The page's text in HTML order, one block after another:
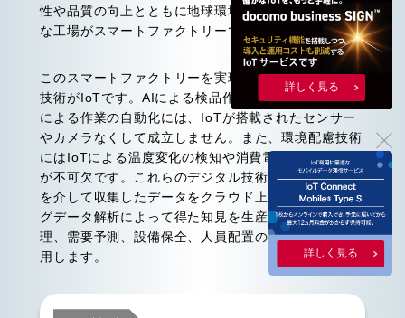
性や品質の向上とともに地球環境にも配慮した先進的
な工場がスマートファクトリーです。
このスマートファクトリーを実現する上で欠かせない
技術がIoTです。AIによる検品作業や産業用ロボット
による作業の自動化には、IoTが搭載されたセンサー
やカメラなくして成立しません。また、環境配慮技術
にはIoTによる温度変化の検知や消費電力の見える化
が不可欠です。これらのデジタル技術とIoTデバイス
を介して収集したデータをクラウド上に蓄積し、ビッ
グデータ解析によって得た知見を生産管理や在庫管
理、需要予測、設備保全、人員配置の最適化などに活
用します。
詳しく見る
詳しく見る